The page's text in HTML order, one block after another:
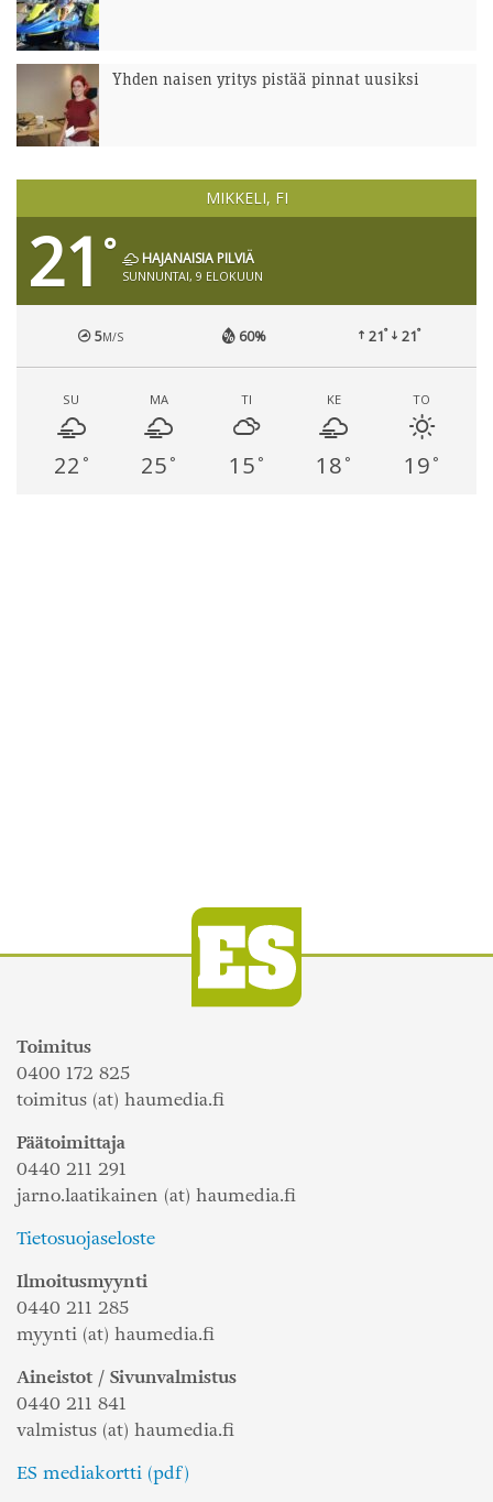
Yhden naisen yritys pistää pinnat uusiksi
MIKKELI, FI
21 ° HAJANAISIA PILVIÄ
SUNNUNTAI, 9 ELOKUUN
5M/S 60% 21° 21°
SU
22 °
MA
25 °
TI
15 °
KE
18 °
TO
19 °
Toimitus
0400 172 825
toimitus (at) haumedia.fi
Päätoimittaja
0440 211 291
jarno.laatikainen (at) haumedia.fi
Tietosuojaseloste
Ilmoitusmyynti
0440 211 285
myynti (at) haumedia.fi
Aineistot / Sivunvalmistus
0440 211 841
valmistus (at) haumedia.fi
ES mediakortti (pdf)